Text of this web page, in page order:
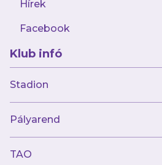
Hírek
Facebook
Klub infó
Stadion
Pályarend
TAO
csapataink edzője,